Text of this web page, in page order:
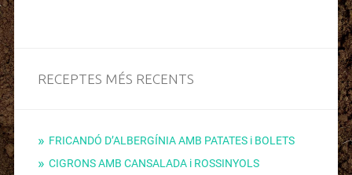
RECEPTES MÉS RECENTS
FRICANDÓ D’ALBERGÍNIA AMB PATATES i BOLETS
CIGRONS AMB CANSALADA i ROSSINYOLS